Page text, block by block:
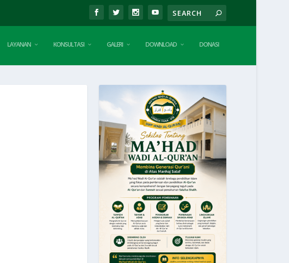
LAYANAN KONSULTASI GALERI DOWNLOAD DONASI